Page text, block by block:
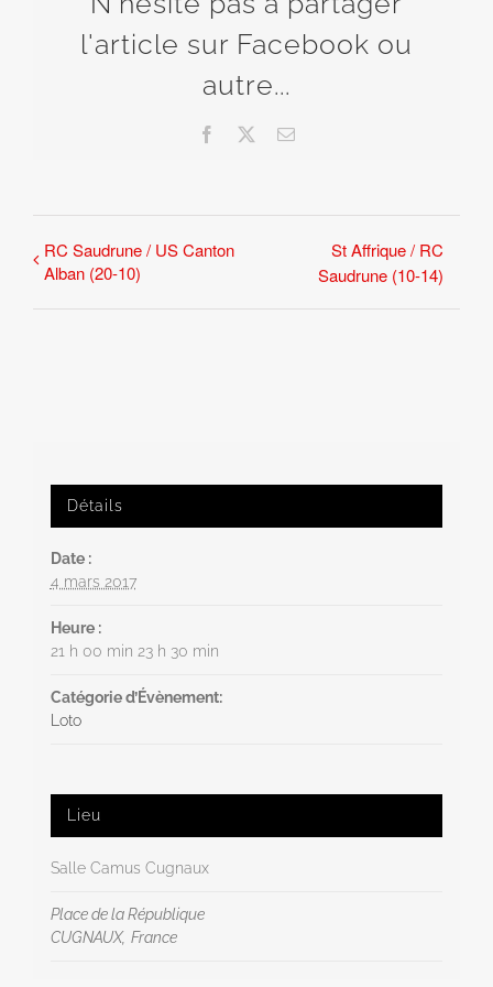
l'article sur Facebook ou
autre...
Facebook Email
RC Saudrune / US Canton
Alban (20-10)
St Affrique / RC
Saudrune (10-14)
Détails
Date :
4 mars 2017
Heure :
21 h 00 min 23 h 30 min
Catégorie d’Évènement:
Loto
Lieu
Salle Camus Cugnaux
Place de la République
CUGNAUX, France